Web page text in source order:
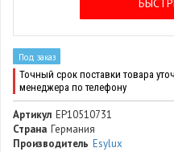
Под заказ
Точный срок поставки товара
менеджера по телефону
Артикул EP10510731
Страна Германия
Производитель Esylux